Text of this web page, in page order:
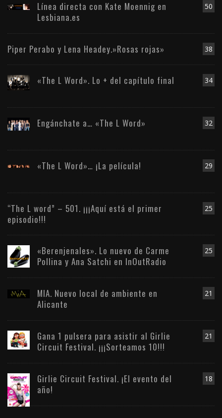
50
Línea directa con Kate Moennig en
Lesbiana.es
38
Piper Perabo y Lena Headey.»Rosas rojas»
34
«The L Word». Lo + del capítulo final
32
Engánchate a… «The L Word»
29
«The L Word»… ¡La película!
25
“The L word” – 501. ¡¡¡Aquí está el primer
episodio!!!
25
«Berenjenales». Lo nuevo de Carme
Pollina y Ana Satchi en InOutRadio
21
MIA. Nuevo local de ambiente en
Alicante
21
Gana 1 pulsera para asistir al Girlie
Circuit Festival. ¡¡¡Sorteamos 10!!!
18
Girlie Circuit Festival. ¡El evento del
año!